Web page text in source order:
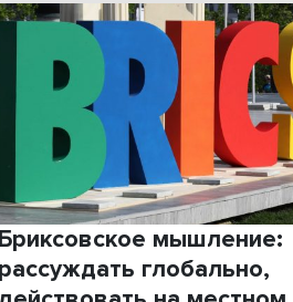
Кто вправе:
интеллектуальная
собственность в
искусственного
требует новых мер